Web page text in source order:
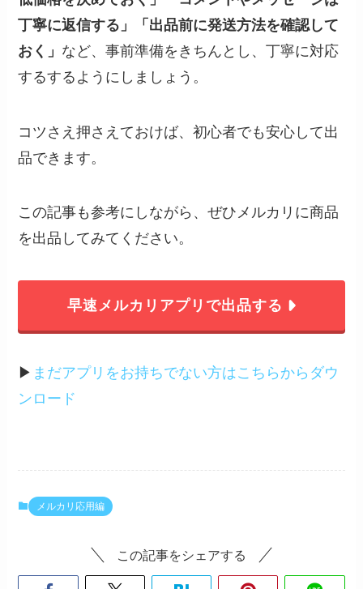
丁寧に返信する」「出品前に発送方法を確認して
おく」 など、事前準備をきちんとし、丁寧に対応
するするようにしましょう。
コツさえ押さえておけば、初心者でも安心して出
品できます。
この記事も参考にしながら、ぜひメルカリに商品
を出品してみてください。
早速メルカリアプリで出品する
▶︎ まだアプリをお持ちでない方はこちらからダウ
ンロード
メルカリ応用編
この記事をシェアする